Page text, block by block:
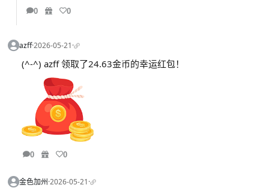
0 0
azff·2026-05-21·
(^-^) azff 领取了24.63金币的幸运红包！
0 0
金色加州·2026-05-21·